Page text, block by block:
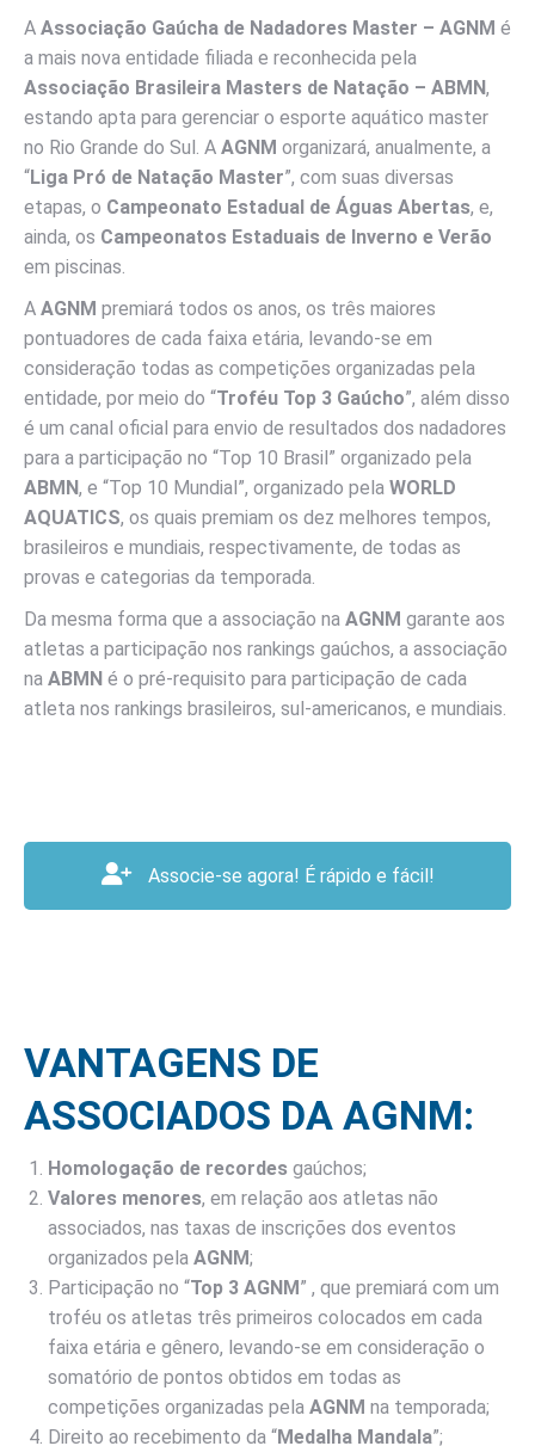
A Associação Gaúcha de Nadadores Master – AGNM é
a mais nova entidade filiada e reconhecida pela
Associação Brasileira Masters de Natação – ABMN,
estando apta para gerenciar o esporte aquático master
no Rio Grande do Sul. A AGNM organizará, anualmente, a
“Liga Pró de Natação Master”, com suas diversas
etapas, o Campeonato Estadual de Águas Abertas, e,
ainda, os Campeonatos Estaduais de Inverno e Verão
em piscinas.
A AGNM premiará todos os anos, os três maiores
pontuadores de cada faixa etária, levando-se em
consideração todas as competições organizadas pela
entidade, por meio do “Troféu Top 3 Gaúcho”, além disso
é um canal oficial para envio de resultados dos nadadores
para a participação no “Top 10 Brasil” organizado pela
ABMN, e “Top 10 Mundial”, organizado pela WORLD
AQUATICS, os quais premiam os dez melhores tempos,
brasileiros e mundiais, respectivamente, de todas as
provas e categorias da temporada.
Da mesma forma que a associação na AGNM garante aos
atletas a participação nos rankings gaúchos, a associação
na ABMN é o pré-requisito para participação de cada
atleta nos rankings brasileiros, sul-americanos, e mundiais.
Associe-se agora! É rápido e fácil!
VANTAGENS DE
ASSOCIADOS DA AGNM:
Homologação de recordes gaúchos;
Valores menores, em relação aos atletas não
associados, nas taxas de inscrições dos eventos
organizados pela AGNM;
Participação no “Top 3 AGNM” , que premiará com um
troféu os atletas três primeiros colocados em cada
faixa etária e gênero, levando-se em consideração o
somatório de pontos obtidos em todas as
competições organizadas pela AGNM na temporada;
Direito ao recebimento da “Medalha Mandala”;